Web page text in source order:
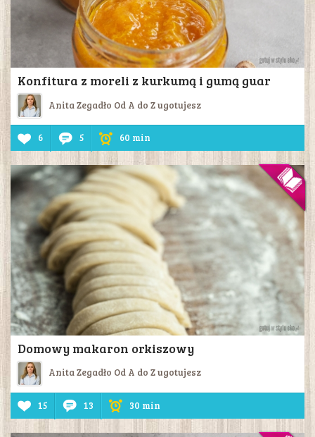
Konfitura z moreli z kurkumą i gumą guar
Anita Zegadło Od A do Z ugotujesz
6 5 60 min
Domowy makaron orkiszowy
Anita Zegadło Od A do Z ugotujesz
15 13 30 min